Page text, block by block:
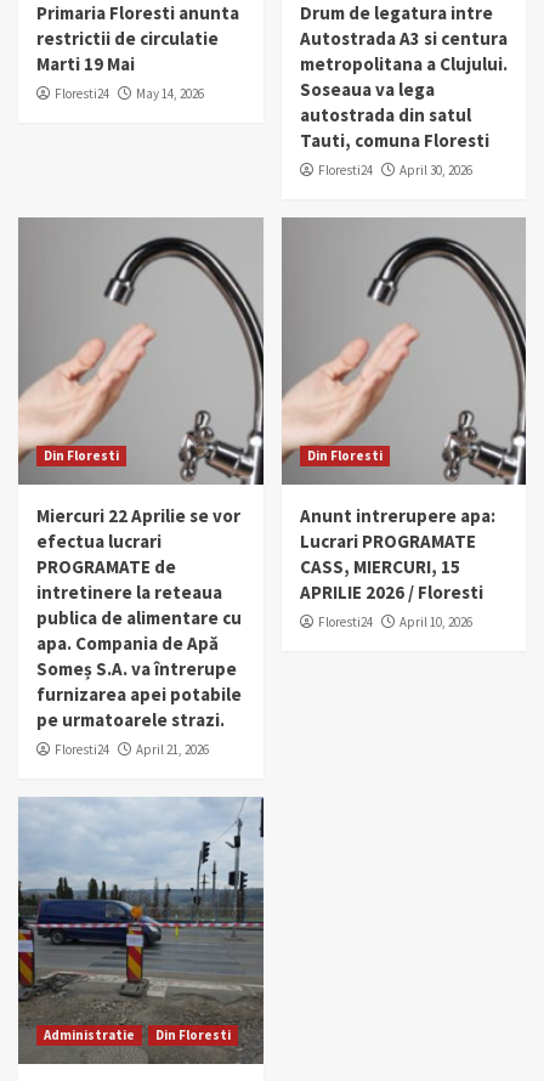
Primaria Floresti anunta
restrictii de circulatie
Marti 19 Mai
Floresti24 May 14, 2026
Drum de legatura intre
Autostrada A3 si centura
metropolitana a Clujului.
Soseaua va lega
autostrada din satul
Tauti, comuna Floresti
Floresti24 April 30, 2026
Din Floresti
Miercuri 22 Aprilie se vor
efectua lucrari
PROGRAMATE de
intretinere la reteaua
publica de alimentare cu
apa. Compania de Apă
Someș S.A. va întrerupe
furnizarea apei potabile
pe urmatoarele strazi.
Floresti24 April 21, 2026
Din Floresti
Anunt intrerupere apa:
Lucrari PROGRAMATE
CASS, MIERCURI, 15
APRILIE 2026 / Floresti
Floresti24 April 10, 2026
Administratie Din Floresti